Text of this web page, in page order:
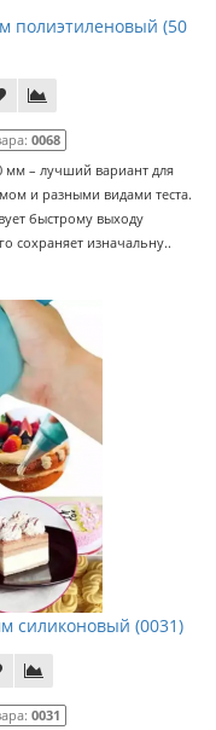
полиэтиленовый (50
0068
мм – лучший вариант для
и разными видами теста.
быстрому выходу
сохраняет изначальну..
силиконовый (0031)
0031